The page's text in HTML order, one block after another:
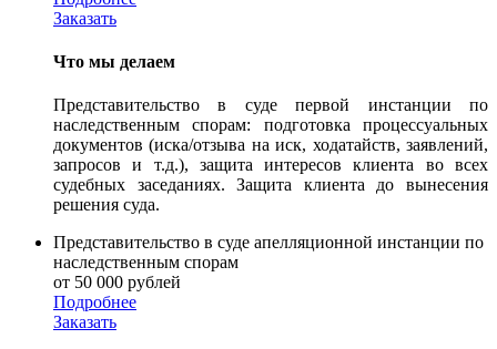
Заказать
Что мы делаем
Представительство в суде первой инстанции по
наследственным спорам: подготовка процессуальных
документов (иска/отзыва на иск, ходатайств, заявлений,
запросов и т.д.), защита интересов клиента во всех
судебных заседаниях. Защита клиента до вынесения
решения суда.
Представительство в суде апелляционной инстанции по
наследственным спорам
от 50 000 рублей
Подробнее
Заказать